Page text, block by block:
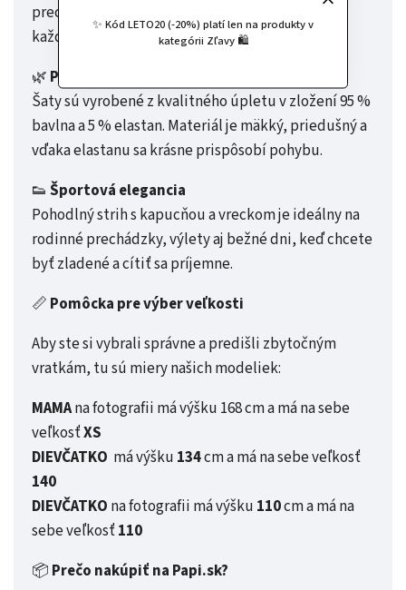
✨ Kód LETO20 (-20%) platí len na produkty v
kategórii Zľavy 🛍️
precíznom spracovaní a osobnom prístupe ku
každému detailu.
🌿 Prémiový materiál
Šaty sú vyrobené z kvalitného úpletu v zložení 95 %
bavlna a 5 % elastan. Materiál je mäkký, priedušný a
vďaka elastanu sa krásne prispôsobí pohybu.
👟 Športová elegancia
Pohodlný strih s kapucňou a vreckom je ideálny na
rodinné prechádzky, výlety aj bežné dni, keď chcete
byť zladené a cítiť sa príjemne.
📏 Pomôcka pre výber veľkosti
Aby ste si vybrali správne a predišli zbytočným
vratkám, tu sú miery našich modeliek:
MAMAna fotografii má výšku 168 cm a má na sebe
veľkosťXS
DIEVČATKO má výšku 134cm a má na sebe veľkosť
140
DIEVČATKO na fotografii má výšku 110cm a má na
sebe veľkosť110
📦 Prečo nakúpiť na Papi.sk?